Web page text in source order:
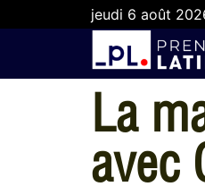
jeudi 6 août
La
avec